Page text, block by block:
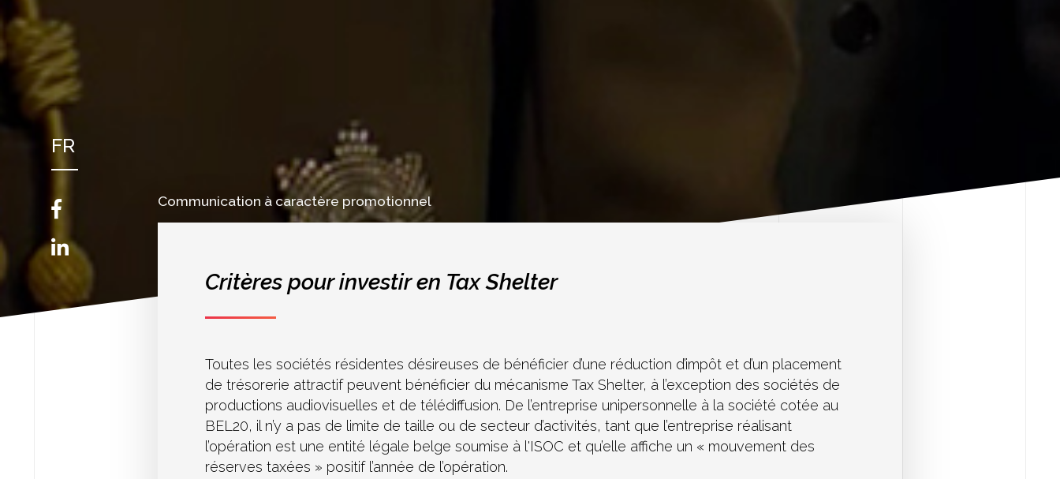
FR
EN
Communication à caractère promotionnel
Critères pour investir en Tax Shelter
Toutes les sociétés résidentes désireuses de bénéficier d’une réduction d’impôt et d’un placement
de trésorerie attractif peuvent bénéficier du mécanisme Tax Shelter, à l’exception des sociétés de
productions audiovisuelles et de télédiffusion. De l’entreprise unipersonnelle à la société cotée au
BEL20, il n’y a pas de limite de taille ou de secteur d’activités, tant que l’entreprise réalisant
l’opération est une entité légale belge soumise à l'ISOC et qu’elle affiche un « mouvement des
réserves taxées » positif l’année de l’opération.